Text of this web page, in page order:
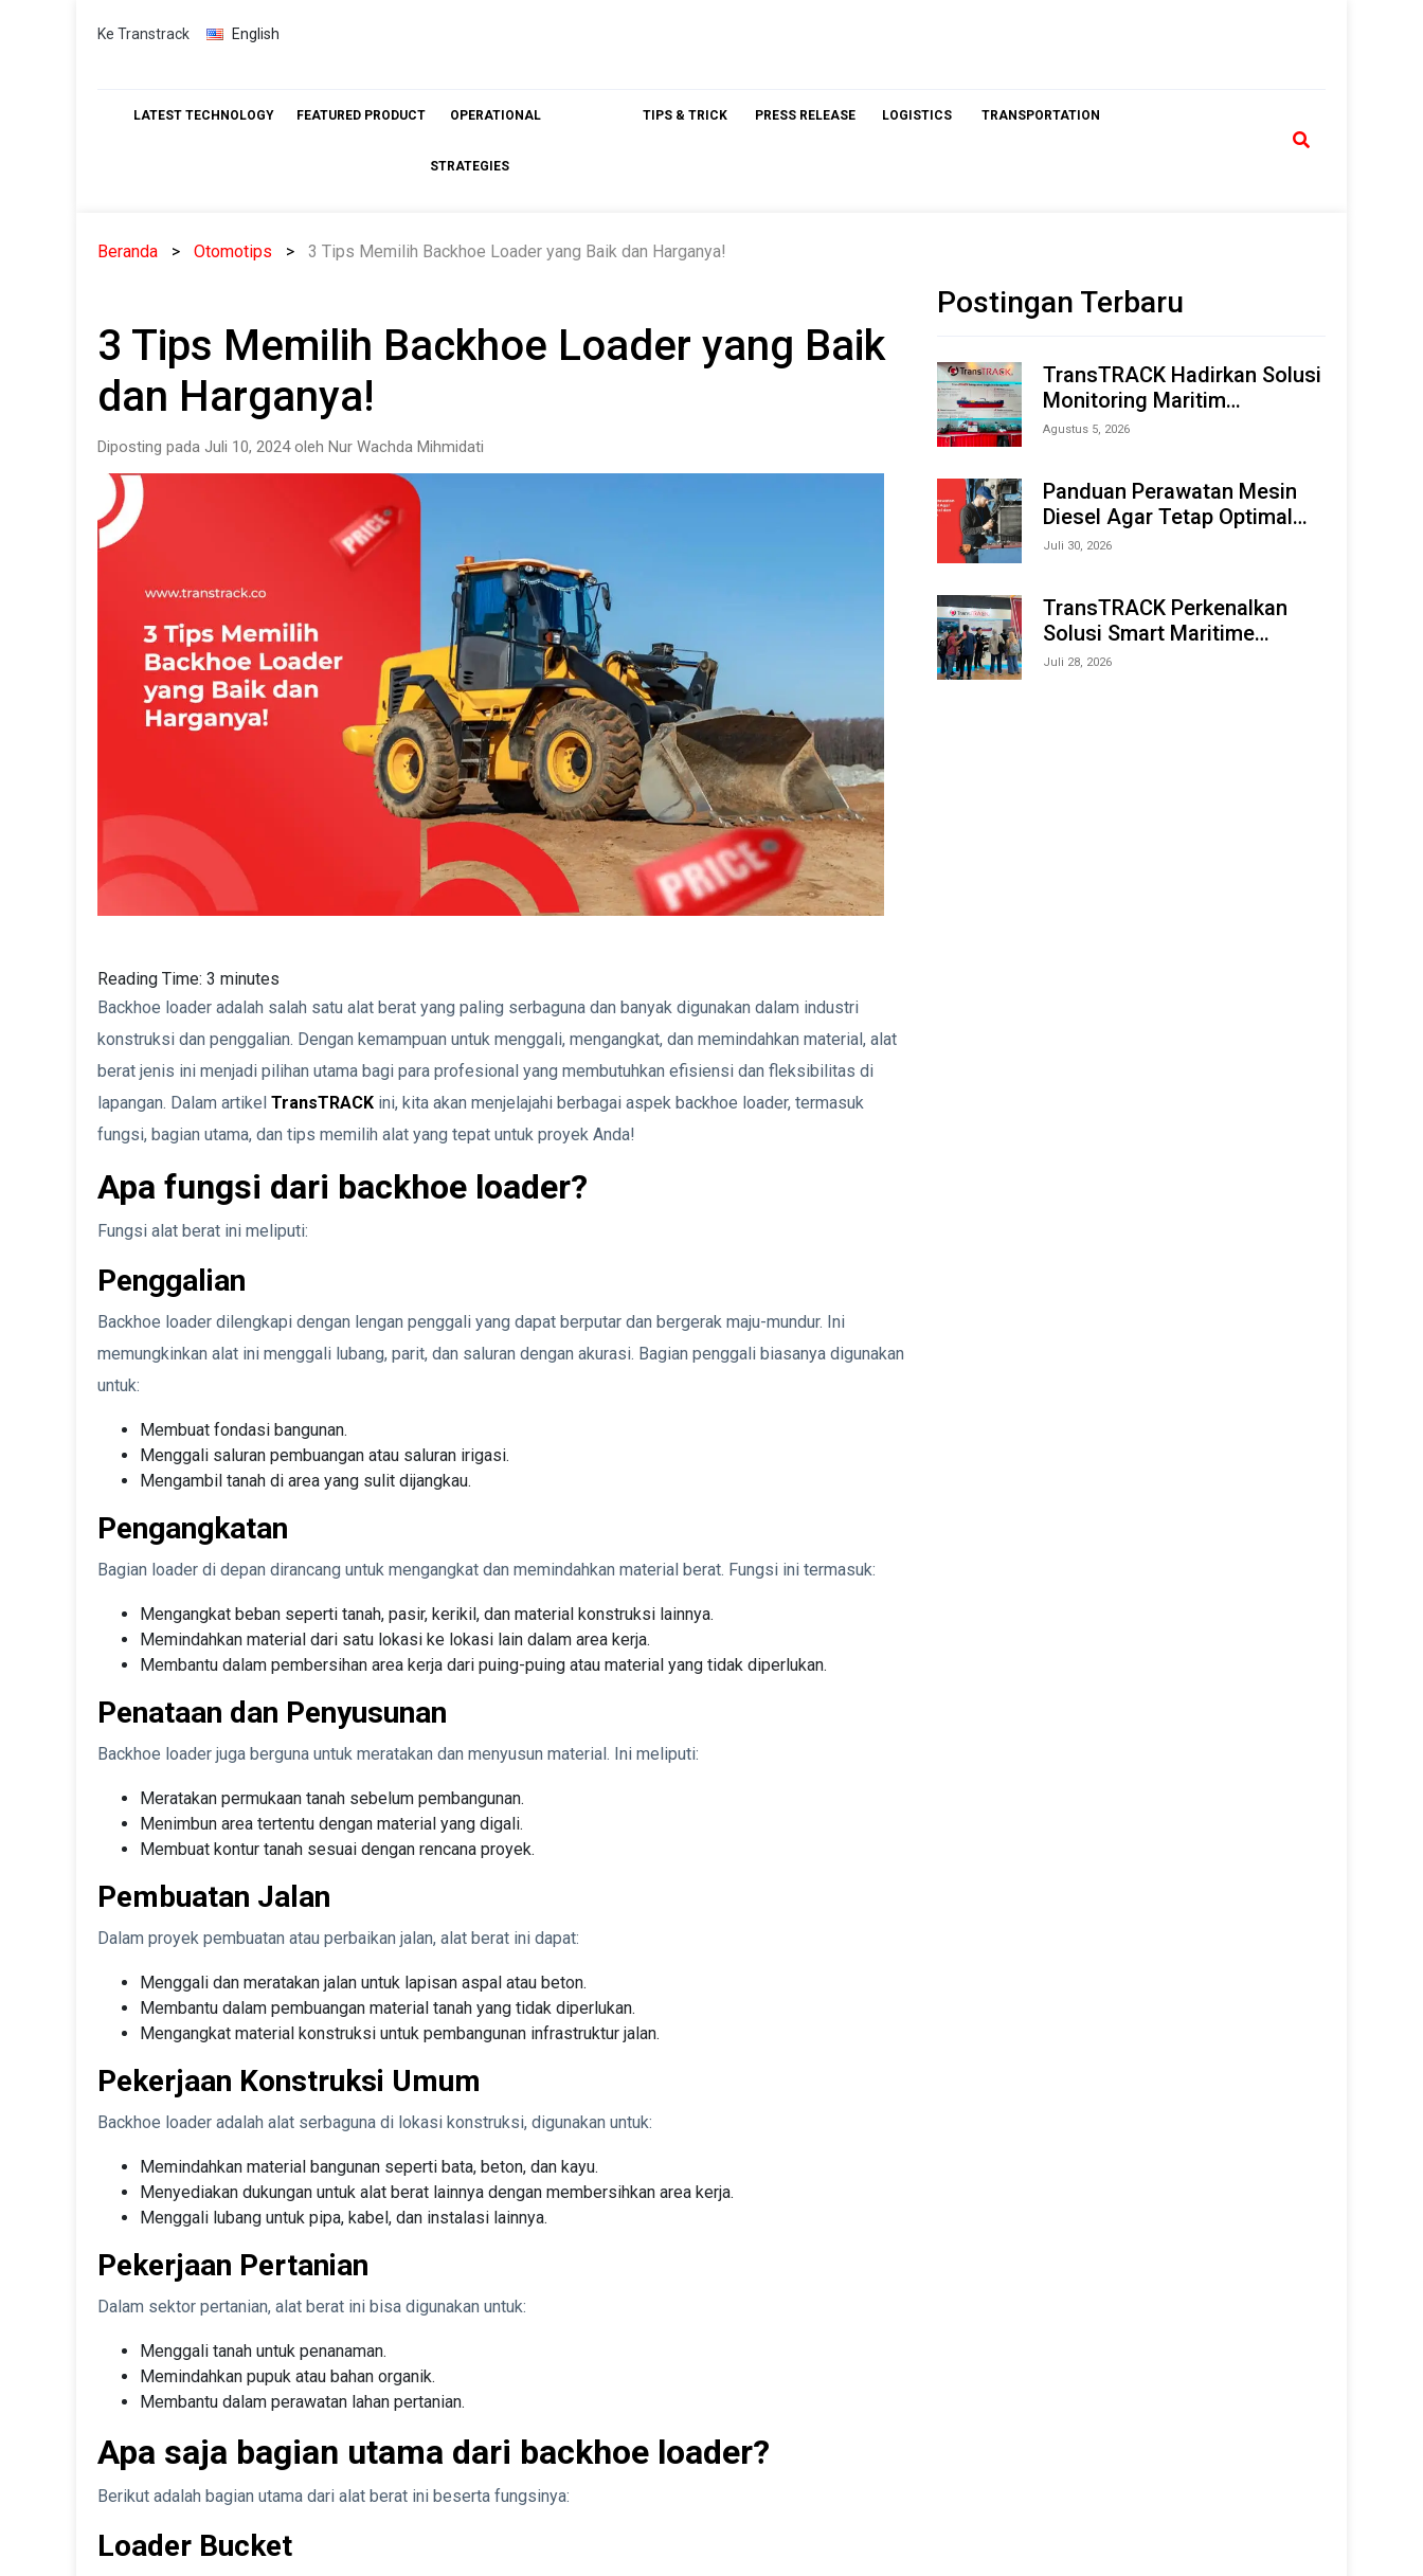
Skip
Ke Transtrack English
LATEST TECHNOLOGY FEATURED PRODUCT OPERATIONAL
STRATEGIES
TIPS & TRICK PRESS RELEASE LOGISTICS TRANSPORTATION
Beranda Otomotips 3 Tips Memilih Backhoe Loader yang Baik dan Harganya!
3 Tips Memilih Backhoe Loader yang Baik
dan Harganya!
Diposting pada Juli 10, 2024 oleh Nur Wachda Mihmidati
Reading Time: 3 minutes
Backhoe loader adalah salah satu alat berat yang paling serbaguna dan banyak digunakan dalam industri
konstruksi dan penggalian. Dengan kemampuan untuk menggali, mengangkat, dan memindahkan material, alat
berat jenis ini menjadi pilihan utama bagi para profesional yang membutuhkan efisiensi dan fleksibilitas di
lapangan. Dalam artikel TransTRACK ini, kita akan menjelajahi berbagai aspek backhoe loader, termasuk
fungsi, bagian utama, dan tips memilih alat yang tepat untuk proyek Anda!
Apa fungsi dari backhoe loader?
Fungsi alat berat ini meliputi:
Penggalian
Backhoe loader dilengkapi dengan lengan penggali yang dapat berputar dan bergerak maju-mundur. Ini
memungkinkan alat ini menggali lubang, parit, dan saluran dengan akurasi. Bagian penggali biasanya digunakan
untuk:
Membuat fondasi bangunan.
Menggali saluran pembuangan atau saluran irigasi.
Mengambil tanah di area yang sulit dijangkau.
Pengangkatan
Bagian loader di depan dirancang untuk mengangkat dan memindahkan material berat. Fungsi ini termasuk:
Mengangkat beban seperti tanah, pasir, kerikil, dan material konstruksi lainnya.
Memindahkan material dari satu lokasi ke lokasi lain dalam area kerja.
Membantu dalam pembersihan area kerja dari puing-puing atau material yang tidak diperlukan.
Penataan dan Penyusunan
Backhoe loader juga berguna untuk meratakan dan menyusun material. Ini meliputi:
Meratakan permukaan tanah sebelum pembangunan.
Menimbun area tertentu dengan material yang digali.
Membuat kontur tanah sesuai dengan rencana proyek.
Pembuatan Jalan
Dalam proyek pembuatan atau perbaikan jalan, alat berat ini dapat:
Menggali dan meratakan jalan untuk lapisan aspal atau beton.
Membantu dalam pembuangan material tanah yang tidak diperlukan.
Mengangkat material konstruksi untuk pembangunan infrastruktur jalan.
Pekerjaan Konstruksi Umum
Backhoe loader adalah alat serbaguna di lokasi konstruksi, digunakan untuk:
Memindahkan material bangunan seperti bata, beton, dan kayu.
Menyediakan dukungan untuk alat berat lainnya dengan membersihkan area kerja.
Menggali lubang untuk pipa, kabel, dan instalasi lainnya.
Pekerjaan Pertanian
Dalam sektor pertanian, alat berat ini bisa digunakan untuk:
Menggali tanah untuk penanaman.
Memindahkan pupuk atau bahan organik.
Membantu dalam perawatan lahan pertanian.
Apa saja bagian utama dari backhoe loader?
Berikut adalah bagian utama dari alat berat ini beserta fungsinya:
Loader Bucket
Postingan Terbaru
TransTRACK Hadirkan Solusi
Monitoring Maritim
Terintegrasi Berbasis AI &
Offshore Expo (IMOX) 2026
Agustus 5, 2026
Panduan Perawatan Mesin
Diesel Agar Tetap Optimal
dan Tahan Lama
Juli 30, 2026
TransTRACK Perkenalkan
Solusi Smart Maritime
Monitoring Berbasis AI dan
Juli 28, 2026